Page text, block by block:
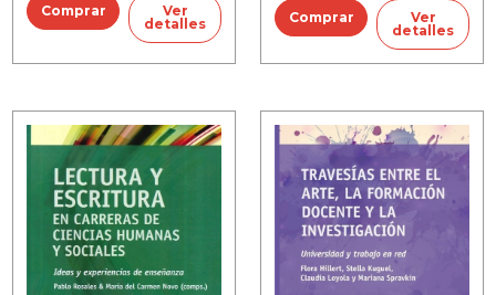
Ver
detalles
Ver
detalles